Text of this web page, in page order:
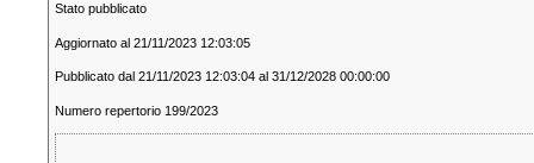
Stato pubblicato
Aggiornato al 21/11/2023 12:03:05
Pubblicato dal 21/11/2023 12:03:04 al 31/12/2028 00:00:00
Numero repertorio 199/2023